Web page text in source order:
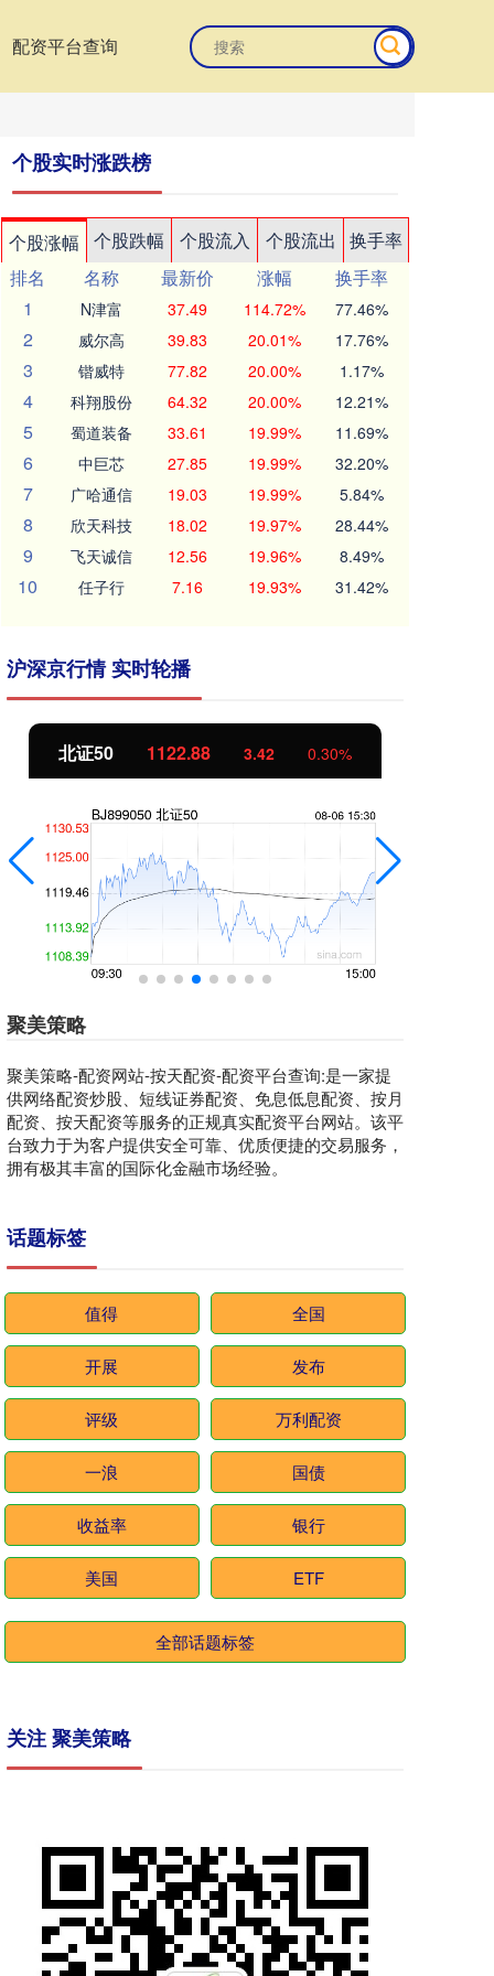
配资平台查询
个股实时涨跌榜
个股涨幅 个股跌幅 个股流入 个股流出
换手率
排名
名称 最新价 涨幅
换手率
1
N津富 37.49 114.72% 77.46%
2 威尔高 39.83 20.01% 17.76%
3 锴威特 77.82 20.00% 1.17%
4 科翔股份 64.32 20.00% 12.21%
5 蜀道装备 33.61 19.99% 11.69%
6 中巨芯 27.85 19.99% 32.20%
7 广哈通信 19.03 19.99% 5.84%
8 欣天科技 18.02 19.97% 28.44%
9 飞天诚信 12.56 19.96% 8.49%
10 任子行 7.16 19.93% 31.42%
沪深京行情 实时轮播
北证50 1122.88 3.42 0.30%
聚美策略
聚美策略-配资网站-按天配资-配资平台查询:是一家提
供网络配资炒股、短线证券配资、免息低息配资、按月
配资、按天配资等服务的正规真实配资平台网站。该平
台致力于为客户提供安全可靠、优质便捷的交易服务，
拥有极其丰富的国际化金融市场经验。
话题标签
值得 全国
开展 发布
评级 万利配资
一浪 国债
收益率 银行
美国 ETF
全部话题标签
关注 聚美策略